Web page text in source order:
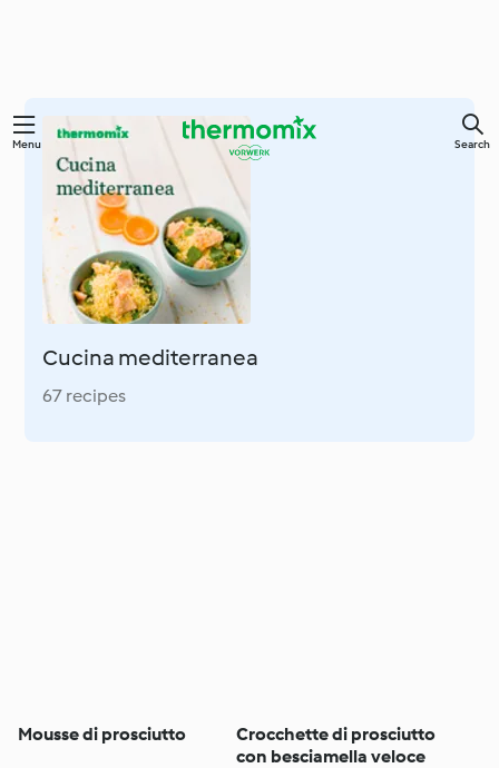
Skip
content
Menu Search
Cucina mediterranea
67 recipes
Mousse di prosciutto
Crocchette di prosciutto
con besciamella veloce